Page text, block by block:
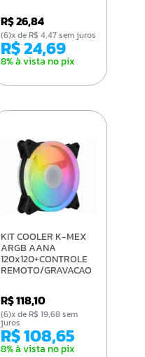
R$ 26,84
R$ 24,69
8% à vista no pix
(6)x de R$ 4,47 sem juros
KIT COOLER K-MEX
ARGB AANA
120x120+CONTROLE
REMOTO/GRAVACAO
R$ 118,10
R$ 108,65
8% à vista no pix
(6)x de R$ 19,68 sem
juros